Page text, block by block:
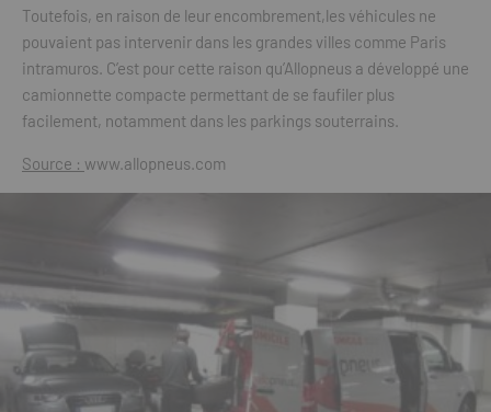
Toutefois, en raison de leur encombrement,les véhicules ne
pouvaient pas intervenir dans les grandes villes comme Paris
intramuros. C’est pour cette raison qu’Allopneus a développé une
camionnette compacte permettant de se faufiler plus
facilement, notamment dans les parkings souterrains.
Source : www.allopneus.com